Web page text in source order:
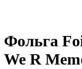
Фольга
We R